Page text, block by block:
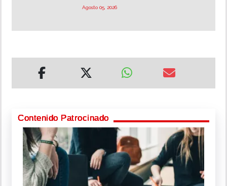
Agosto 05, 2026
Contenido Patrocinado